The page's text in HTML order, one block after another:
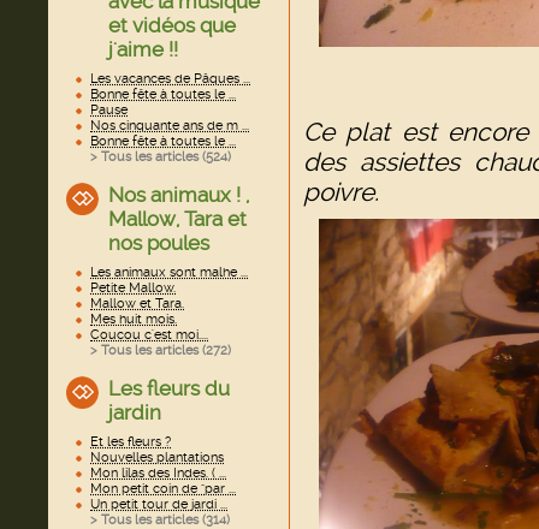
et vidéos que
j'aime !!
Les vacances de Pâques ...
Bonne fête à toutes le ...
Pause
Nos cinquante ans de m ...
Bonne fête à toutes le ...
> Tous les articles (524)
Nos animaux ! ,
Mallow, Tara et
nos poules
Les animaux sont malhe ...
Petite Mallow.
Mallow et Tara.
Mes huit mois.
Coucou c'est moi....
> Tous les articles (272)
Les fleurs du
jardin
Et les fleurs ?
Nouvelles plantations
Mon lilas des Indes. ( ...
Mon petit coin de "par ...
Un petit tour de jardi ...
> Tous les articles (314)
Ce plat est encore
des assiettes
poivre.